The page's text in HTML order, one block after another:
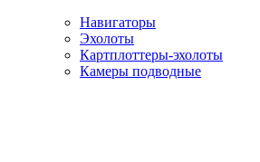
Навигаторы
Эхолоты
Картплоттеры-эхолоты
Камеры подводные